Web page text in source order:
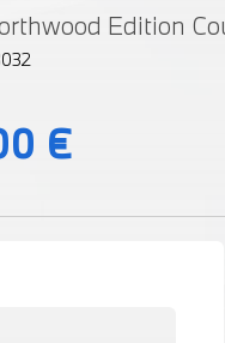
Edition
€